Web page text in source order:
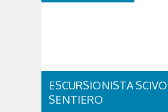
ESCURSIONISTA
SENTIERO